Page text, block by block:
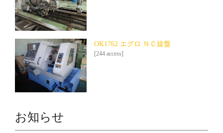
OK1762 エグロ ＮＣ旋盤
[244 access]
お知らせ